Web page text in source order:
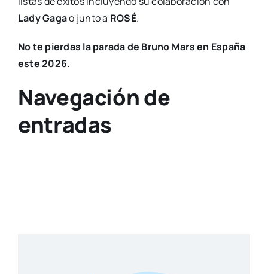
Lady Gagao junto a ROSÉ.
No te pierdas la parada de Bruno Mars en España
este 2026.
Navegación de
entradas